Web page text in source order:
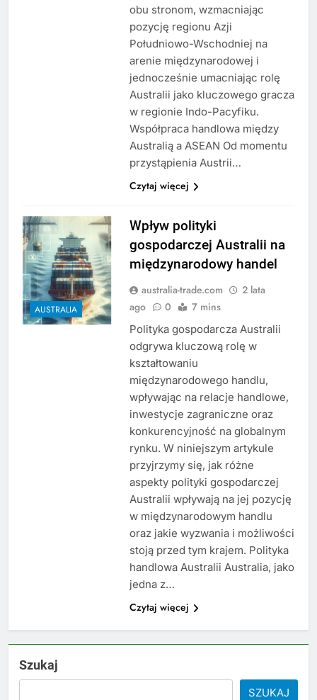
obu stronom, wzmacniając
pozycję regionu Azji
Południowo-Wschodniej na
arenie międzynarodowej i
jednocześnie umacniając rolę
Australii jako kluczowego gracza
w regionie Indo-Pacyfiku.
Współpraca handlowa między
Australią a ASEAN Od momentu
przystąpienia Austrii…
Czytaj więcej
AUSTRALIA
Wpływ polityki
gospodarczej Australii na
międzynarodowy handel
australia-trade.com
2 lata
ago
0 7 mins
Polityka gospodarcza Australii
odgrywa kluczową rolę w
kształtowaniu
międzynarodowego handlu,
wpływając na relacje handlowe,
inwestycje zagraniczne oraz
konkurencyjność na globalnym
rynku. W niniejszym artykule
przyjrzymy się, jak różne
aspekty polityki gospodarczej
Australii wpływają na jej pozycję
w międzynarodowym handlu
oraz jakie wyzwania i możliwości
stoją przed tym krajem. Polityka
handlowa Australii Australia, jako
jedna z…
Czytaj więcej
Szukaj
SZUKAJ